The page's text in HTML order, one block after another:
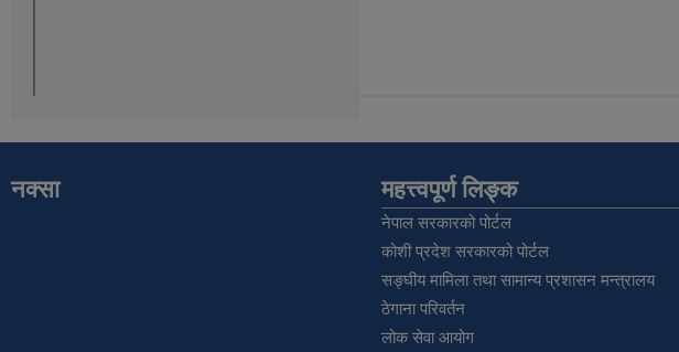
नक्सा महत्त्वपूर्ण लिङ्क
नेपाल सरकारको पोर्टल
कोशी प्रदेश सरकारको पोर्टल
सङ्‍घीय मामिला तथा सामान्य प्रशासन मन्त्रालय
ठेगाना परिवर्तन
लोक सेवा आयोग